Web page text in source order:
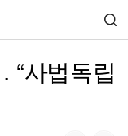
“사법독립